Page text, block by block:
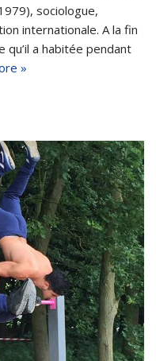
sociologue,
internationale. A la fin
qu’il a habitée pendant
»